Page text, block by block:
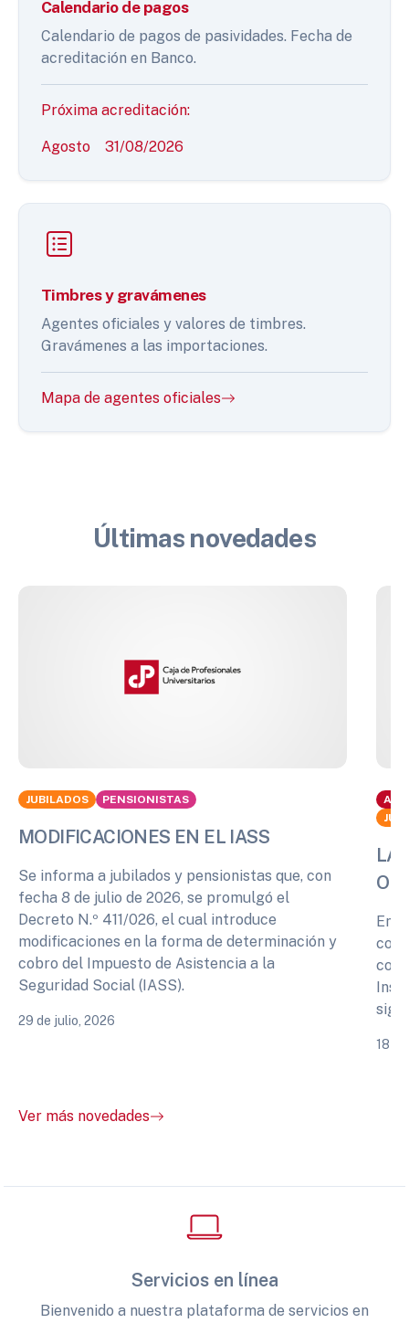
Calendario de pagos
Calendario de pagos de pasividades. Fecha de
acreditación en Banco.
Próxima acreditación:
Agosto 31/08/2026
Timbres y gravámenes
Agentes oficiales y valores de timbres.
Gravámenes a las importaciones.
Mapa de agentes oficiales
Últimas novedades
JUBILADOS PENSIONISTAS
MODIFICACIONES EN EL IASS
Se informa a jubilados y pensionistas que, con
fecha 8 de julio de 2026, se promulgó el
Decreto N.º 411/026, el cual introduce
modificaciones en la forma de determinación y
cobro del Impuesto de Asistencia a la
Seguridad Social (IASS).
29 de julio, 2026
LA
En
18
Ver más novedades
Servicios en línea
Bienvenido a nuestra plataforma de servicios en